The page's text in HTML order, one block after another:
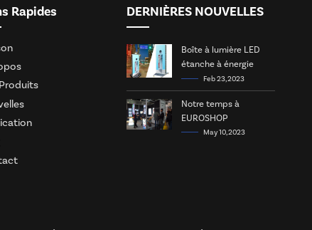
Rapides DERNIÈRES NOUVELLES
Boîte à lumière LED
étanche à énergie
solaireFeb 23, 2023
Notre temps à
EUROSHOP
May 10, 2023